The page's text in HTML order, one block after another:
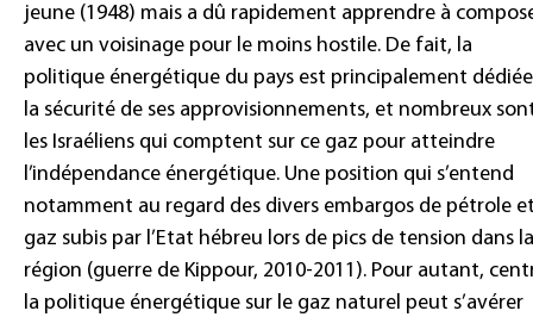
jeune (1948) mais a dû rapidement apprendre à
avec un voisinage pour le moins hostile. De fait, la
politique énergétique du pays est principalement
la sécurité de ses approvisionnements, et nombreux
les Israéliens qui comptent sur ce gaz pour atteindre
l’indépendance énergétique. Une position qui s’entend
notamment au regard des divers embargos de pétrole
gaz subis par l’Etat hébreu lors de pics de tension dans la
région (guerre de Kippour, 2010-2011). Pour autant,
la politique énergétique sur le gaz naturel peut s’avérer